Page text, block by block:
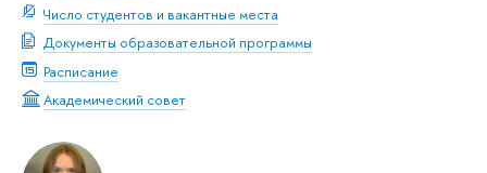
Число студентов и вакантные места
Документы образовательной программы
Расписание
Академический совет